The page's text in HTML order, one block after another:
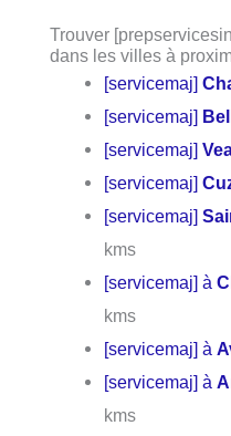
Trouver
dans les villes à
[servicemaj]
[servicemaj]
[servicemaj]
[servicemaj]
[servicemaj]
kms
[servicemaj] à
kms
[servicemaj] à
[servicemaj] à
kms